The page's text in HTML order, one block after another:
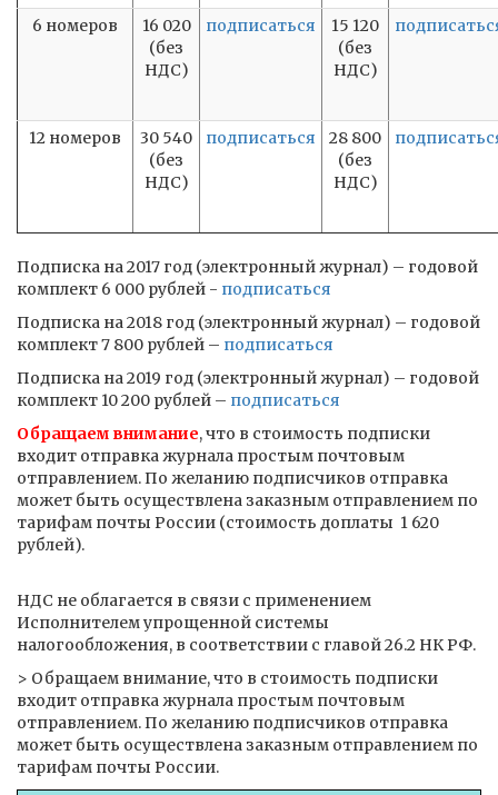
6 номеров
16 020
(без
НДС)
подписаться
15 120
(без
НДС)
12 номеров
30 540
(без
НДС)
подписаться
28 800
(без
НДС)
Подписка на 2017 год (электронный журнал) – годовой
комплект 6 000 рублей - подписаться
Подписка на 2018 год (электронный журнал) – годовой
комплект 7 800 рублей – подписаться
Подписка на 2019 год (электронный журнал) – годовой
комплект 10 200 рублей – подписаться
Обращаем внимание, что в стоимость подписки
входит отправка журнала простым почтовым
отправлением. По желанию подписчиков отправка
может быть осуществлена заказным отправлением по
тарифам почты России (стоимость доплаты ­ 1 620
рублей).
НДС не облагается в связи с применением
Исполнителем упрощенной системы
налогообложения, в соответствии с главой 26.2 НК РФ.
> Обращаем внимание, что в стоимость подписки
входит отправка журнала простым почтовым
отправлением. По желанию подписчиков отправка
может быть осуществлена заказным отправлением по
тарифам почты России.